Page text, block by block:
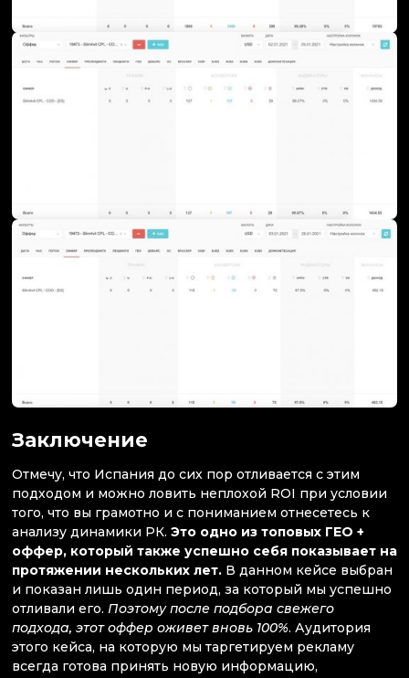
Заключение
Отмечу, что Испания до сих пор отливается с этим
подходом и можно ловить неплохой ROI при условии
того, что вы грамотно и с пониманием отнесетесь к
анализу динамики РК. Это одно из топовых ГЕО +
оффер, который также успешно себя показывает на
протяжении нескольких лет. В данном кейсе выбран
и показан лишь один период, за который мы успешно
отливали его. Поэтому после подбора свежего
подхода, этот оффер оживет вновь 100%. Аудитория
этого кейса, на которую мы таргетируем рекламу
всегда готова принять новую информацию,